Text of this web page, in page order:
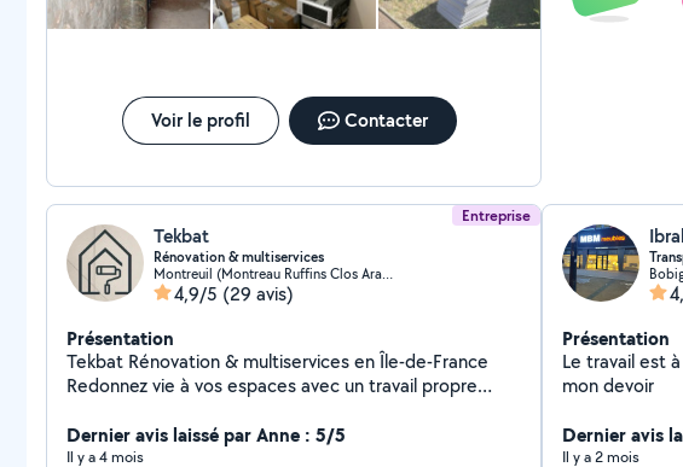
Voir le profil Contacter
Entreprise
Tekbat
Rénovation & multiservices
Montreuil (Montreau Ruffins Clos Arachis 3)
4,9/5 (29 avis)
Présentation
Tekbat Rénovation & multiservices en Île-de-France
Redonnez vie à vos espaces avec un travail propre
améliorons vos logements et locaux avec sérieux et
efficacité Intervention rapide en Île-de-France Devis
Dernier avis laissé par Anne : 5/5
Il y a 4 mois
Présentation
Le travail est à ma
mon devoir
Dernier avis
Il y a 2 mois